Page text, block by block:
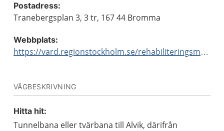
Postadress:
Tranebergsplan 3, 3 tr, 167 44 Bromma
Webbplats:
https://vard.regionstockholm.se/rehabiliteringsmottagningar/
VÄGBESKRIVNING
Hitta hit:
Tunnelbana eller tvärbana till Alvik, därifrån